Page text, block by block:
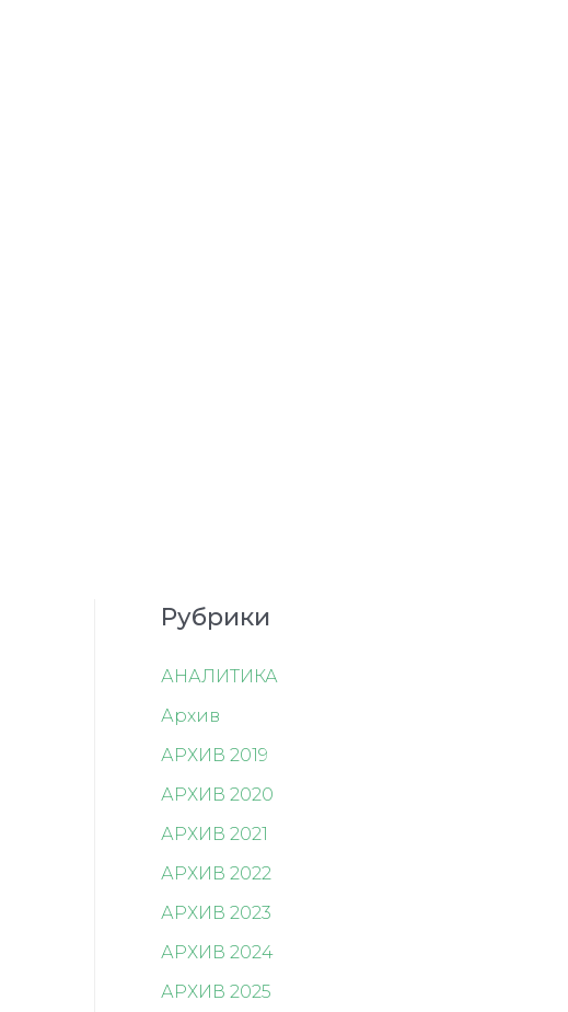
Рубрики
АНАЛИТИКА
Архив
АРХИВ 2019
АРХИВ 2020
АРХИВ 2021
АРХИВ 2022
АРХИВ 2023
АРХИВ 2024
АРХИВ 2025